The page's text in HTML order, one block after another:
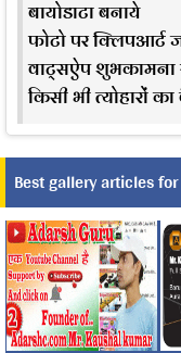
बायोडाटा बनाये
फोटो पर क्लिपआर्ट
वाट्सऐप
किसी भी त्योहारों
Best gallery articles